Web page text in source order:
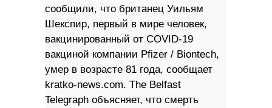
сообщили, что британец Уильям
Шекспир, первый в мире человек,
вакцинированный от COVID-19
вакциной компании Pfizer / Biontech,
умер в возрасте 81 года, сообщает
kratko-news.com. The Belfast
Telegraph объясняет, что смерть